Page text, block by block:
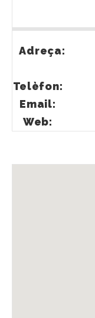
Adreça:
Telèfon:
Email:
Web: